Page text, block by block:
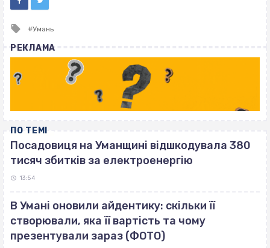
Tagged
Умань
РЕКЛАМА
ПО ТЕМІ
Посадовиця на Уманщині відшкодувала 380
тисяч збитків за електроенергію
13:54
В Умані оновили айдентику: скільки її
створювали, яка її вартість та чому
презентували зараз (ФОТО)